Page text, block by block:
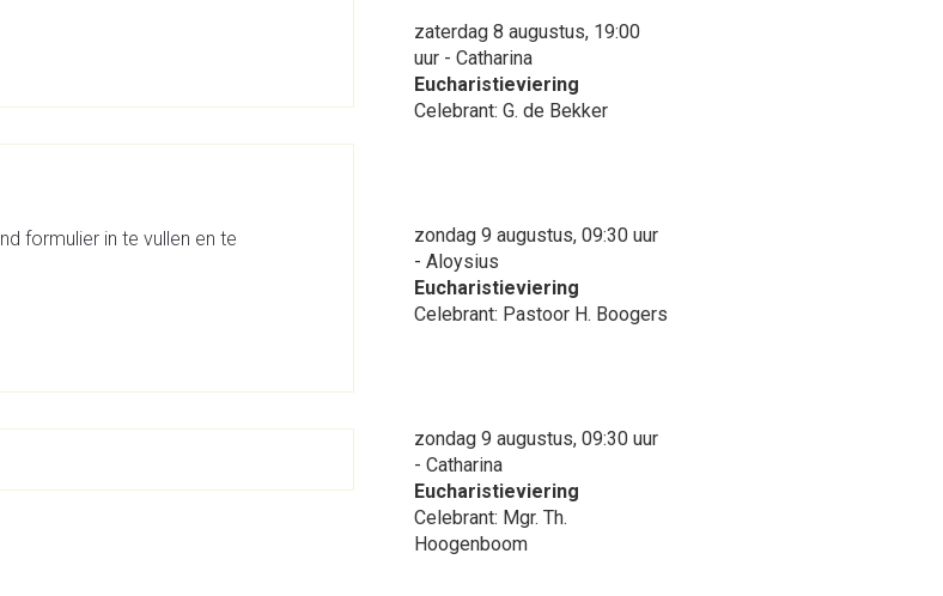
formulier in te vullen en te
zaterdag 8 augustus, 19:00
uur - Catharina
Eucharistieviering
Celebrant: G. de Bekker
zondag 9 augustus, 09:30 uur
- Aloysius
Eucharistieviering
Celebrant: Pastoor H. Boogers
zondag 9 augustus, 09:30 uur
- Catharina
Eucharistieviering
Celebrant: Mgr. Th.
Hoogenboom